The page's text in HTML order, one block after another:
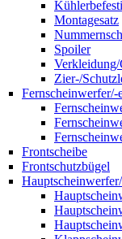
Montagesatz
Spoiler
Zier-/
Fernscheinwerfer/-
Frontscheibe
Frontschutzbügel